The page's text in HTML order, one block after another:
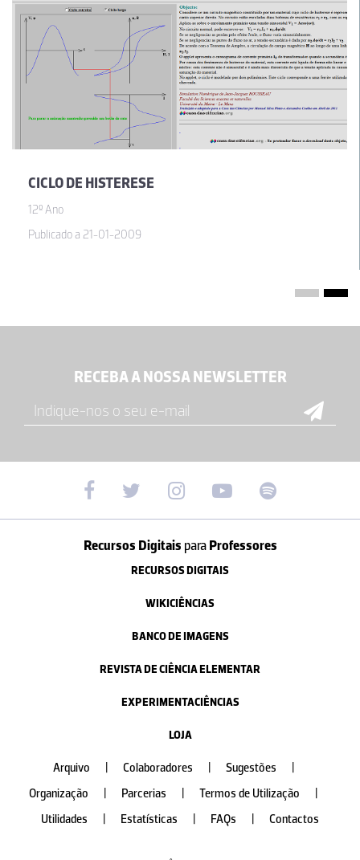
CICLO DE HISTERESE
12º Ano
Publicado a 21-01-2009
RECEBA A NOSSA NEWSLETTER
Recursos Digitais paraProfessores
RECURSOS DIGITAIS
WIKICIÊNCIAS
BANCO DE IMAGENS
REVISTA DE CIÊNCIA ELEMENTAR
EXPERIMENTACIÊNCIAS
LOJA
Arquivo Colaboradores Sugestões
Organização
Parcerias Termos de Utilização
Utilidades
Estatísticas FAQs Contactos